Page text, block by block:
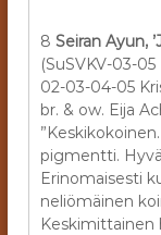
8Seiran Ayun,
(SuSVKV-03-
02-03-04-05
br. & ow. Eija
pigmentti.
Erinomaisesti
neliömäinen
Keskimittainen